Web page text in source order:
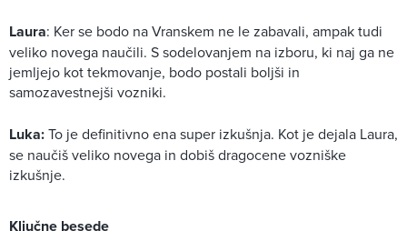
Laura: Ker se bodo na Vranskem ne le zabavali, ampak tudi
veliko novega naučili. S sodelovanjem na izboru, ki naj ga ne
jemljejo kot tekmovanje, bodo postali boljši in
samozavestnejši vozniki.
Luka:To je definitivno ena super izkušnja. Kot je dejala Laura,
se naučiš veliko novega in dobiš dragocene vozniške
izkušnje.
Ključne besede